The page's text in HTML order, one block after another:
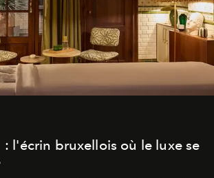
l'écrin bruxellois où le luxe se